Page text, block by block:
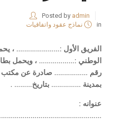
Posted by admin
in
نماذج عقود واتفاقيات
الفريق الأول :…………………. ،
الوطني :……………… ، ويحمل
رقم …………….. صادرة عن مكتب
بمدينة …………… بتاريخ……… .
عنوانه :